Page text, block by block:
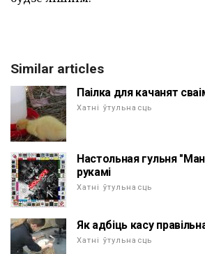
Similar articles
Паілка для качанят
Хатні ўтульнасць
Настольная гульня
рукамі
Хатні ўтульнасць
Як адбіць касу
Хатні ўтульнасць